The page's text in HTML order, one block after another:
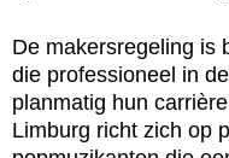
De makersregeling is
die professioneel in
planmatig hun
Limburg richt zich op